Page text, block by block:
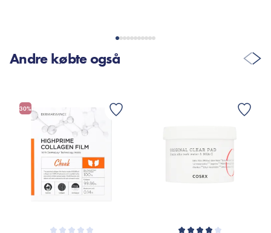
tur med en af pads'ene fra Cosrx
Andre købte også
30%